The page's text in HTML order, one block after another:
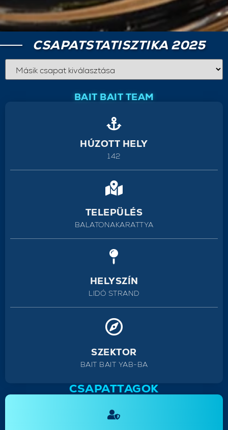
CSAPATSTATISZTIKA 2025
BAIT BAIT TEAM
HÚZOTT HELY
142
TELEPÜLÉS
BALATONAKARATTYA
HELYSZÍN
LIDÓ STRAND
SZEKTOR
BAIT BAIT YAB-BA
CSAPATTAGOK